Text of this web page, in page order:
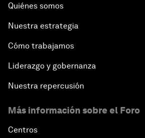
Quiénes somos
Nuestra estrategia
Cómo trabajamos
Liderazgo y gobernanza
Nuestra repercusión
Más información sobre el Foro
Centros